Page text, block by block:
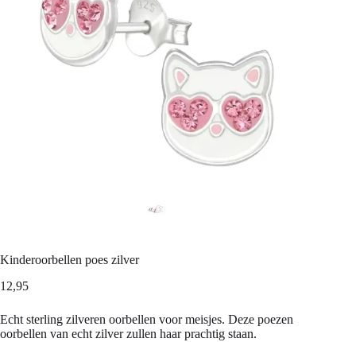
Kinderoorbellen poes zilver
12,95
Echt sterling zilveren oorbellen voor meisjes. Deze poezen
oorbellen van echt zilver zullen haar prachtig staan.